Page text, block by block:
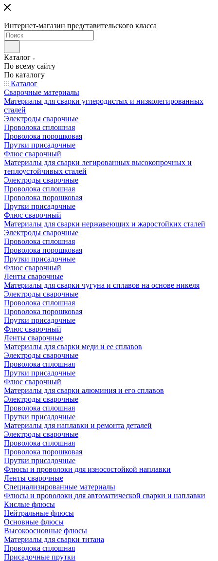
Интернет-магазин представительского класса
Каталог
По всему сайту
По каталогу
Каталог
Сварочные материалы
Материалы для сварки углеродистых и низколегированных
сталей
Электроды сварочные
Проволока сплошная
Проволока порошковая
Прутки присадочные
Флюс сварочный
Материалы для сварки легированных высокопрочных и
теплоустойчивых сталей
Электроды сварочные
Проволока сплошная
Проволока порошковая
Прутки присадочные
Флюс сварочный
Материалы для сварки нержавеющих и жаростойких сталей
Электроды сварочные
Проволока сплошная
Проволока порошковая
Прутки присадочные
Флюс сварочный
Ленты сварочные
Материалы для сварки чугуна и сплавов на основе никеля
Электроды сварочные
Проволока сплошная
Проволока порошковая
Прутки присадочные
Флюс сварочный
Ленты сварочные
Материалы для сварки меди и ее сплавов
Электроды сварочные
Проволока сплошная
Прутки присадочные
Флюс сварочный
Материалы для сварки алюминия и его сплавов
Электроды сварочные
Проволока сплошная
Прутки присадочные
Материалы для наплавки и ремонта деталей
Электроды сварочные
Проволока сплошная
Проволока порошковая
Прутки присадочные
Флюсы и проволоки для износостойкой наплавки
Ленты сварочные
Специализированные материалы
Флюсы и проволоки для автоматической сварки и наплавки
Кислые флюсы
Нейтральные флюсы
Основные флюсы
Высокоосновные флюсы
Материалы для сварки титана
Проволока сплошная
Присадочные прутки